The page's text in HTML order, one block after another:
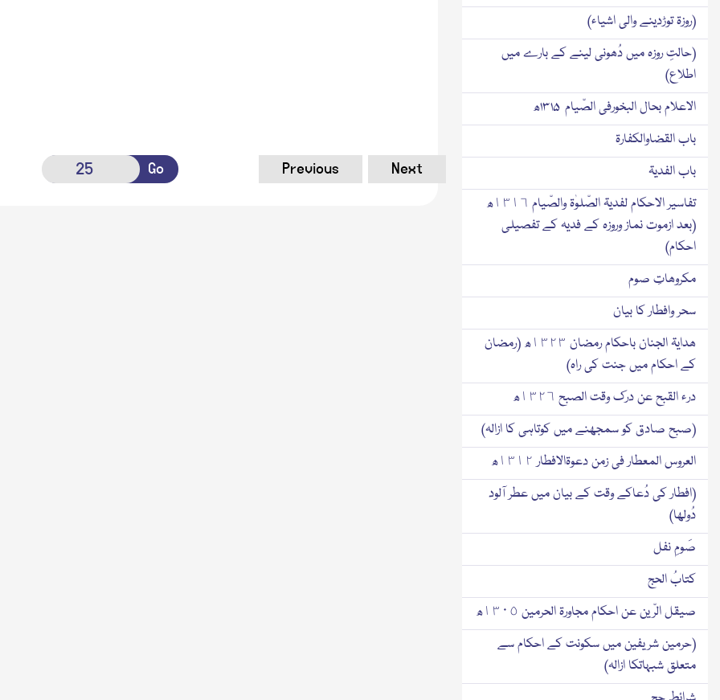
Go Previous Next
(روزۃ توڑدینے والی اشیاء)
(حالتِ روزہ میں دُھونی لینے کے بارے میں
اطلاع)
الاعلام بحال البخورفی الصّیام ۱۳۱۵ھ
باب القضاوالکفارۃ
باب الفدیۃ
تفاسیر الاحکام لفدیۃ الصّلوٰۃ والصّیام ١٣١٦ھ
(بعد ازموت نماز وروزہ کے فدیہ کے تفصیلی
احکام)
مکروھاتِ صوم
سحر وافطار کا بیان
ھدایۃ الجنان باحکام رمضان ١٣٢٣ھ (رمضان
کے احکام میں جنت کی راہ)
درء القبح عن درك وقت الصبح ١٣٢٦ھ
(صبح صادق کو سمجھنے میں کوتاہی کا ازالہ)
العروس المعطار فی زمن دعوۃالافطار ١٣١٢ھ
(افطار کی دُعاکے وقت کے بیان میں عطر آلود
دُولھا)
صَومِ نفل
کتابُ الحج
صیقل الرّین عن احکام مجاورۃ الحرمین ١٣٠٥ھ
(حرمین شریفین میں سکونت کے احکام سے
متعلق شبہاتکا ازالہ)